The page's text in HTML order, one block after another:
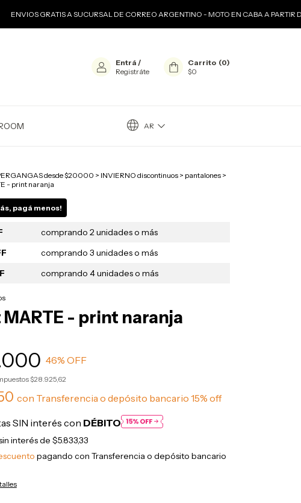
GRATIS A SUCURSAL DE CORREO ARGENTINO - MOTO EN CABA A PARTIR DE
Entrá /
Registráte
Carrito (0)
$0
AR
desde $20000 > INVIERNO discontinuos > pantalones >
- print naranja
pagá menos!
comprando 2 unidades o más
comprando 3 unidades o más
comprando 4 unidades o más
MARTE - print naranja
46% OFF
$28.925,62
con Transferencia o depósito bancario 15% off
SIN interés con DÉBITO
interés de $5.833,33
pagando con Transferencia o depósito bancario